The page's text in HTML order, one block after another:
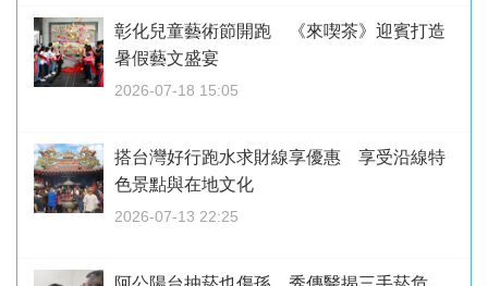
彰化兒童藝術節開跑 《來喫茶》迎賓打造
暑假藝文盛宴
2026-07-18 15:05
搭台灣好行跑水求財線享優惠 享受沿線特
色景點與在地文化
2026-07-13 22:25